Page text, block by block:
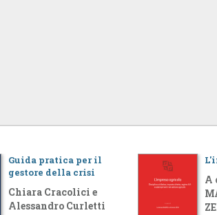
Guida pratica per il
gestore della crisi
Chiara Cracolici e
Alessandro Curletti
A